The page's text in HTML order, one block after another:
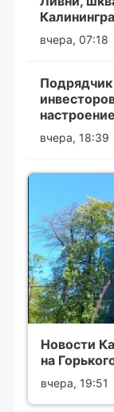
вчера, 07:18
вчера, 18:39
Новости
на
вчера, 19:51